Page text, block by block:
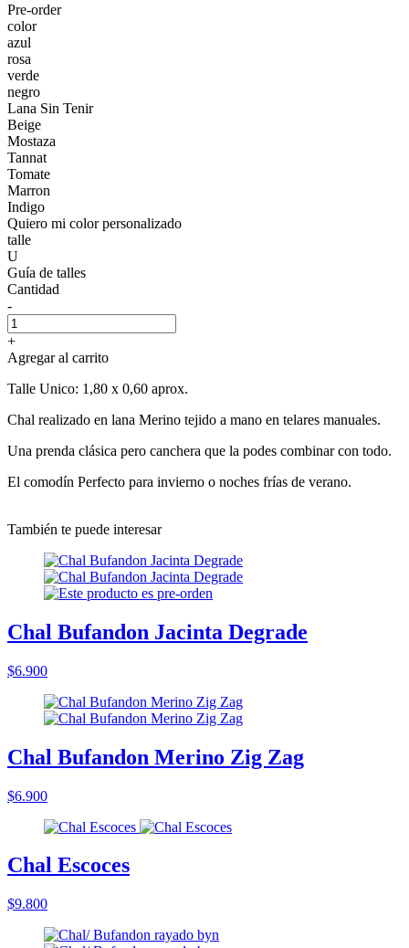
Pre-order
color
azul
rosa
verde
negro
Lana Sin Tenir
Beige
Mostaza
Tannat
Tomate
Marron
Indigo
Quiero mi color personalizado
talle
U
Guía de talles
Cantidad
-
+
Agregar al carrito
Talle Unico: 1,80 x 0,60 aprox.
Chal realizado en lana Merino tejido a mano en telares manuales.
Una prenda clásica pero canchera que la podes combinar con todo.
El comodín Perfecto para invierno o noches frías de verano.
También te puede interesar
Chal Bufandon Jacinta Degrade
$6.900
Chal Bufandon Merino Zig Zag
$6.900
Chal Escoces
$9.800